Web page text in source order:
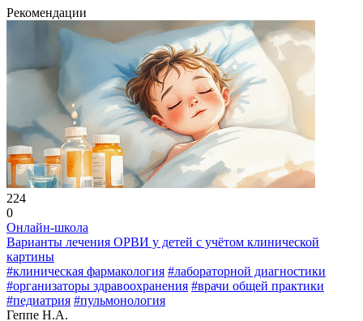
Рекомендации
224
0
Онлайн-школа
Варианты лечения ОРВИ у детей с учётом клинической
картины
#клиническая фармакология #лабораторной диагностики
#организаторы здравоохранения #врачи общей практики
#педиатрия #пульмонология
Геппе Н.А.